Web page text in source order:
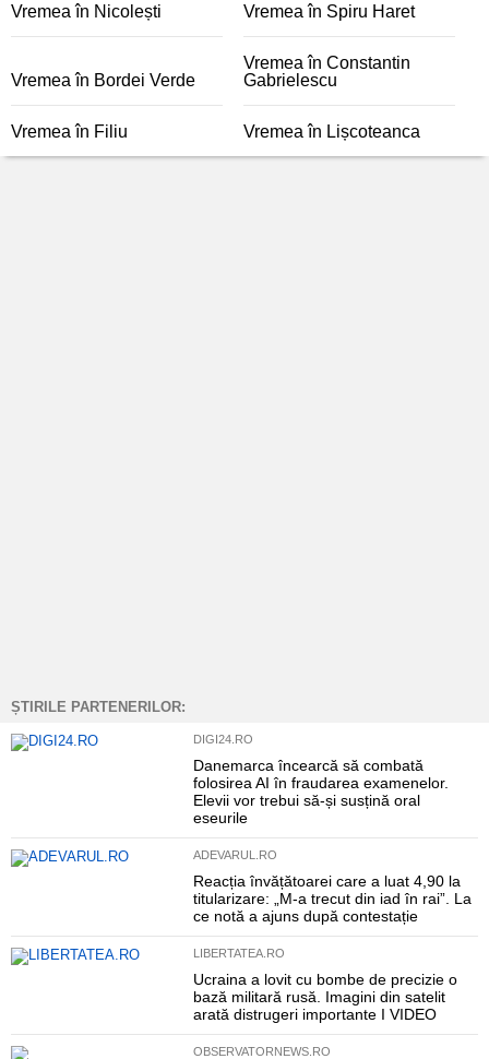
Vremea în Nicolești Vremea în Spiru Haret
Vremea în Bordei Verde
Vremea în Constantin
Gabrielescu
Vremea în Filiu Vremea în Lișcoteanca
ȘTIRILE PARTENERILOR:
DIGI24.RO
Danemarca încearcă să combată
folosirea AI în fraudarea examenelor.
Elevii vor trebui să-și susțină oral
eseurile
ADEVARUL.RO
Reacția învățătoarei care a luat 4,90 la
titularizare: „M-a trecut din iad în rai”. La
ce notă a ajuns după contestație
LIBERTATEA.RO
Ucraina a lovit cu bombe de precizie o
bază militară rusă. Imagini din satelit
arată distrugeri importante I VIDEO
OBSERVATORNEWS.RO